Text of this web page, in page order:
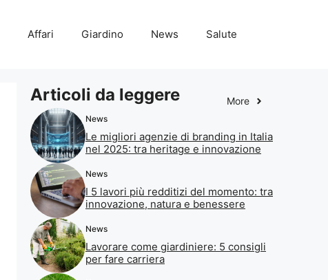
Affari Giardino News Salute
Articoli da leggere More
News
Le migliori agenzie di branding in Italia
nel 2025: tra heritage e innovazione
News
I 5 lavori più redditizi del momento: tra
innovazione, natura e benessere
News
Lavorare come giardiniere: 5 consigli
per fare carriera